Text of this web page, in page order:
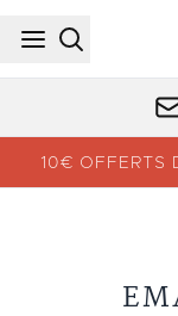
10€ OFFERTS